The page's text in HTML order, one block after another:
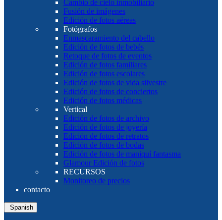
Cambio de cielo inmobiliario
Fusión de imágenes
Edición de fotos aéreas
Fotógrafos
Enmascaramiento del cabello
Edición de fotos de bebés
Retoque de fotos de eventos
Edición de fotos familiares
Edición de fotos escolares
Edición de fotos de vida silvestre
Edición de fotos de conciertos
Edición de fotos médicas
Vertical
Edición de fotos de archivo
Edición de fotos de joyería
Edición de fotos de retratos
Edición de fotos de bodas
Edición de fotos de maniquí fantasma
Glamour Edición de fotos
RECURSOS
Monitoreo de precios
contacto
Spanish